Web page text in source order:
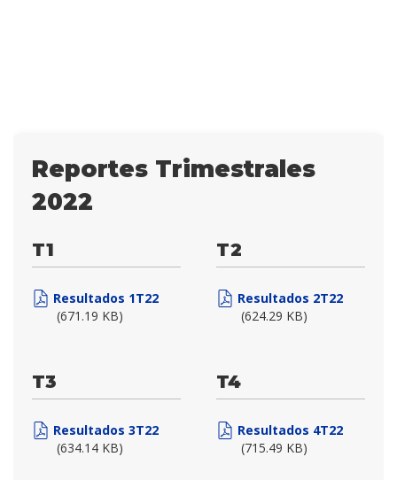
Reportes Trimestrales
2022
T1
Resultados 1T22
(671.19 KB)
T2
Resultados 2T22
(624.29 KB)
T3
Resultados 3T22
(634.14 KB)
T4
Resultados 4T22
(715.49 KB)